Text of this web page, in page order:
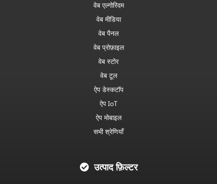
वेब एल्गोरिदम
वेब मीडिया
वेब पैनल
वेब प्रोफ़ाइल
वेब स्टोर
वेब टूल
ऐप डेस्कटॉप
ऐप IoT
ऐप मोबाइल
सभी श्रेणियाँ
उत्पाद फ़िल्टर